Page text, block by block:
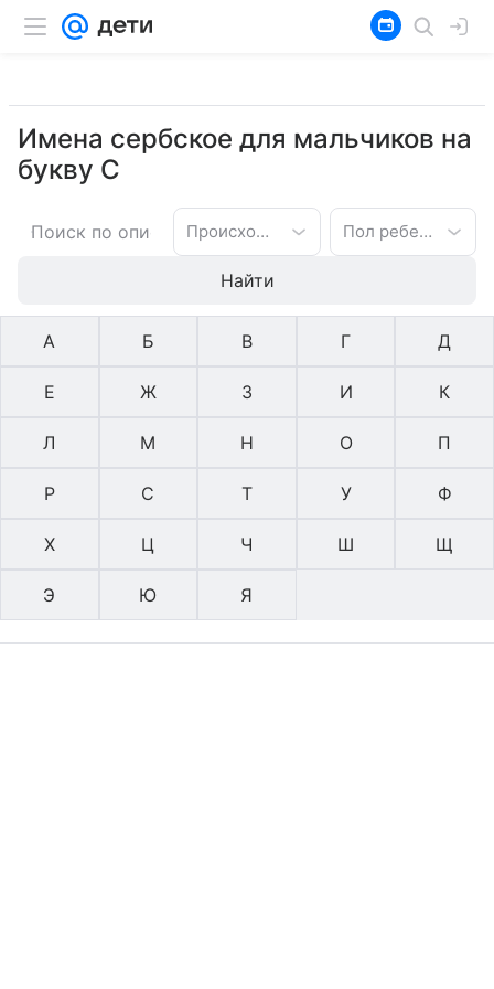
Имена сербское для мальчиков на
букву С
Происхождение имени Пол ребенка
Найти
А Б В Г Д
Е Ж З И К
Л М Н О П
Р С Т У Ф
Х Ц Ч Ш Щ
Э Ю Я